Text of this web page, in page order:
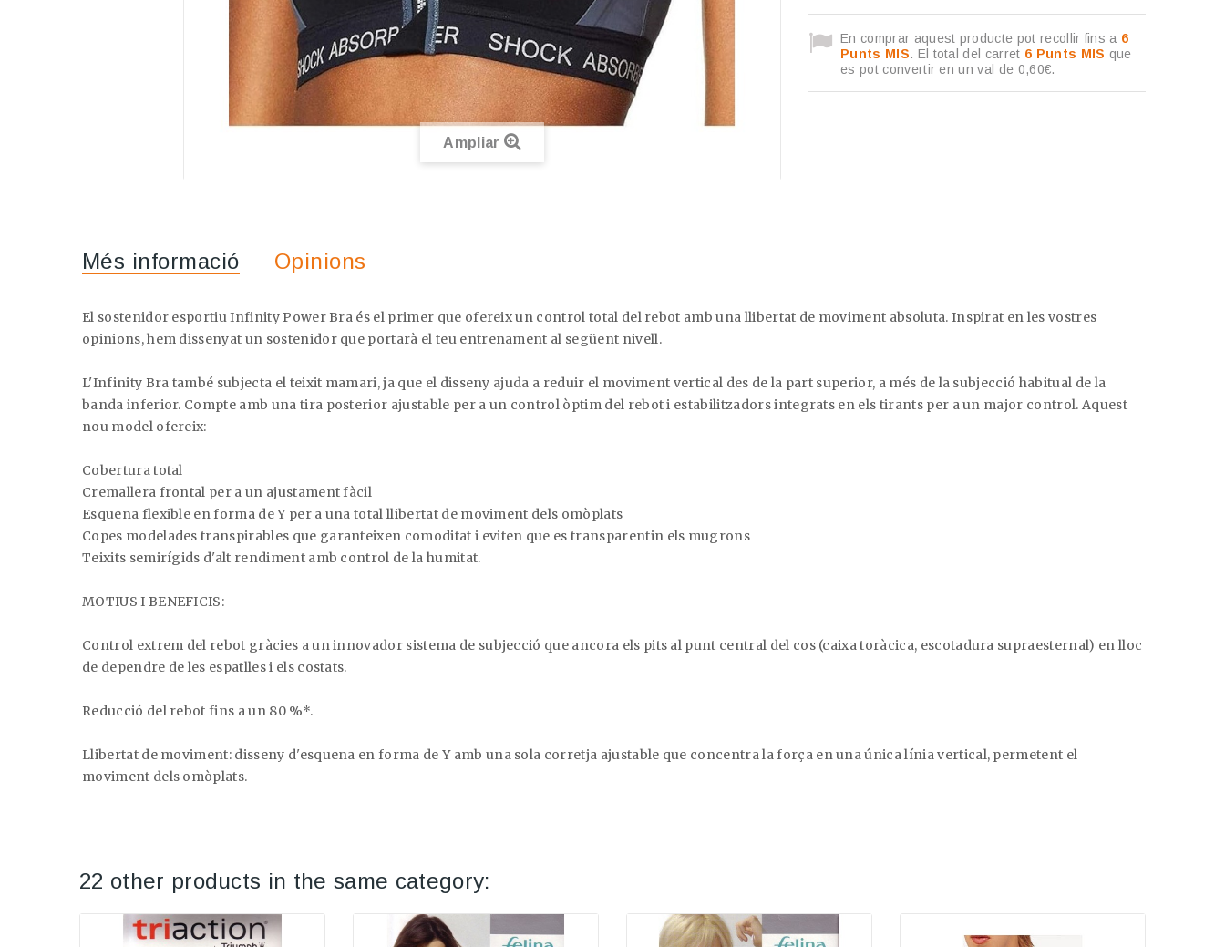
Ampliar
En comprar aquest producte pot recollir fins a 6
Punts MIS. El total del carret 6 Punts MIS que
es pot convertir en un val de 0,60€.
Més informació Opinions
El sostenidor esportiu Infinity Power Bra és el primer que ofereix un control total del rebot amb una llibertat de moviment absoluta. Inspirat en les vostres
opinions, hem dissenyat un sostenidor que portarà el teu entrenament al següent nivell.
L'Infinity Bra també subjecta el teixit mamari, ja que el disseny ajuda a reduir el moviment vertical des de la part superior, a més de la subjecció habitual de la
banda inferior. Compte amb una tira posterior ajustable per a un control òptim del rebot i estabilitzadors integrats en els tirants per a un major control. Aquest
nou model ofereix:
Cobertura total
Cremallera frontal per a un ajustament fàcil
Esquena flexible en forma de Y per a una total llibertat de moviment dels omòplats
Copes modelades transpirables que garanteixen comoditat i eviten que es transparentin els mugrons
Teixits semirígids d'alt rendiment amb control de la humitat.
MOTIUS I BENEFICIS:
Control extrem del rebot gràcies a un innovador sistema de subjecció que ancora els pits al punt central del cos (caixa toràcica, escotadura supraesternal) en lloc
de dependre de les espatlles i els costats.
Reducció del rebot fins a un 80 %*.
Llibertat de moviment: disseny d'esquena en forma de Y amb una sola corretja ajustable que concentra la força en una única línia vertical, permetent el
moviment dels omòplats.
22 other products in the same category: